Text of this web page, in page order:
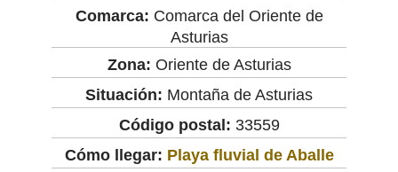
Comarca: Comarca del Oriente de
Asturias
Zona: Oriente de Asturias
Situación: Montaña de Asturias
Código postal: 33559
Cómo llegar: Playa fluvial de Aballe